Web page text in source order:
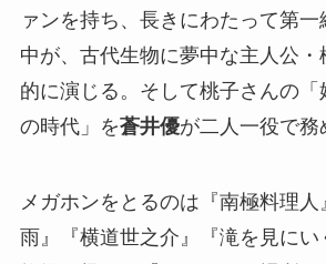
ァンを持ち、長きにわたって第一
中が、古代生物に夢中な主人公・
的に演じる。そして桃子さんの「
の時代」を蒼井優が二人一役で務
メガホンをとるのは『南極料理人
雨』『横道世之介』『滝を見にい